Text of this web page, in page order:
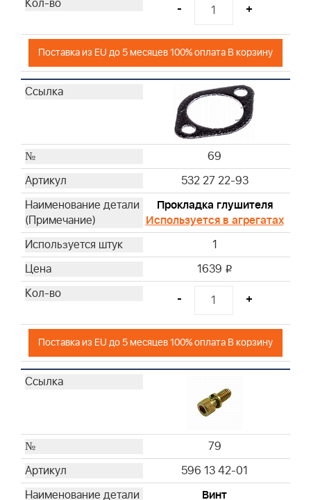
- +
Поставка из EU до 5 месяцев 100% оплата В корзину
69
532 27 22-93
Прокладка глушителя
Используется в агрегатах
1
1639 i
- +
Поставка из EU до 5 месяцев 100% оплата В корзину
79
596 13 42-01
Винт